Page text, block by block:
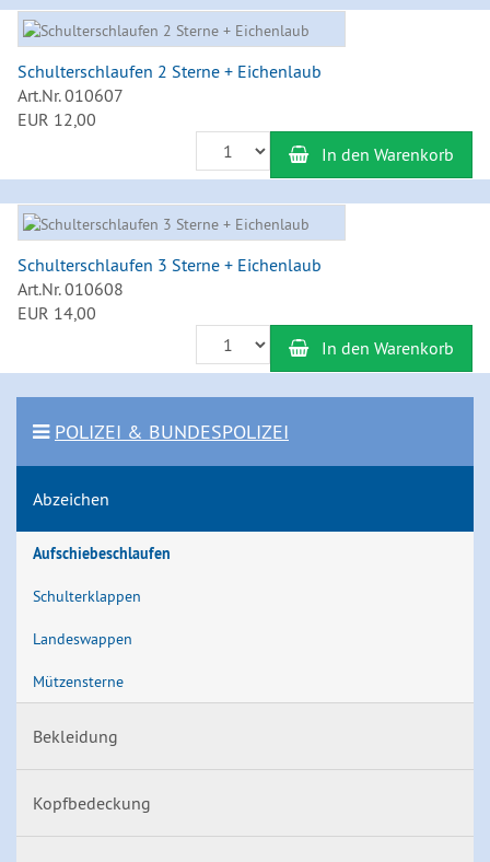
Schulterschlaufen 2 Sterne + Eichenlaub
Art.Nr. 010607
EUR 12,00
Anzahl
In den Warenkorb
Schulterschlaufen 3 Sterne + Eichenlaub
Art.Nr. 010608
EUR 14,00
Anzahl
In den Warenkorb
POLIZEI & BUNDESPOLIZEI
Abzeichen
Aufschiebeschlaufen
Schulterklappen
Landeswappen
Mützensterne
Bekleidung
Kopfbedeckung